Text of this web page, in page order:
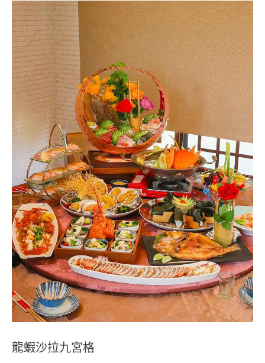
龍蝦沙拉九宮格